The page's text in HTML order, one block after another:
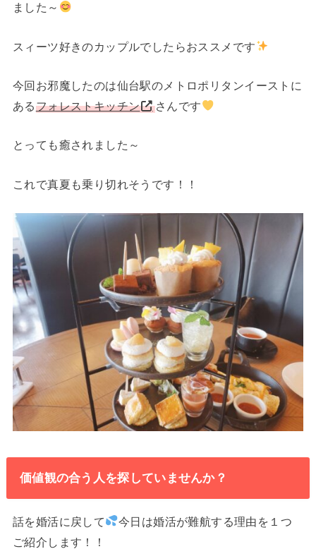
ました～
スィーツ好きのカップルでしたらおススメです
今回お邪魔したのは仙台駅のメトロポリタンイーストに
あるフォレストキッチン さんです
とっても癒されました～
これで真夏も乗り切れそうです！！
価値観の合う人を探していませんか？
話を婚活に戻して
今日は婚活が難航する理由を１つ
ご紹介します！！